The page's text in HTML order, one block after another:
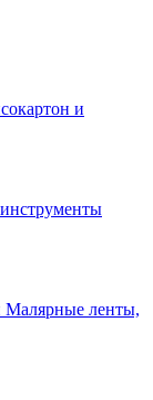
и
Малярные ленты,